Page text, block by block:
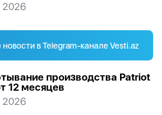
2026
в Telegram-канале Vesti.az
производства Patriot
12 месяцев
2026